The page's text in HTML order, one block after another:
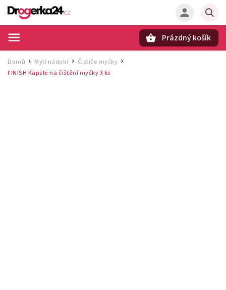
Prázdný košík
Domů / Mytí nádobí Čističe myčky /
FINISH Kapsle na čištění myčky 3 ks